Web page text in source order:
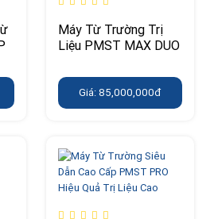
Máy Từ Trường Trị
Liệu PMST MAX DUO
Giá: 85,000,000đ